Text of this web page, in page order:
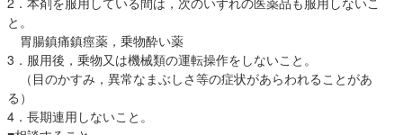
と。
胃腸鎮痛鎮痙薬，乗物酔い薬
3．服用後，乗物又は機械類の運転操作をしないこと。
（目のかすみ，異常なまぶしさ等の症状があらわれることがあ
る）
4．長期連用しないこと。